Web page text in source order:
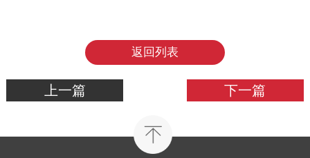
返回列表
上一篇 下一篇